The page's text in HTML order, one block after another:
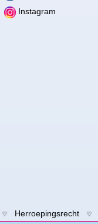
Instagram
Herroepingsrecht